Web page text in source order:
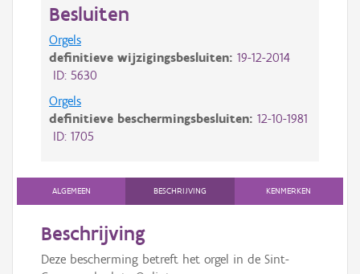
Besluiten
Orgels
definitieve wijzigingsbesluiten: 19-12-2014
ID: 5630
Orgels
definitieve beschermingsbesluiten: 12-10-1981
ID: 1705
ALGEMEEN BESCHRIJVING KENMERKEN
Beschrijving
Deze bescherming betreft het orgel in de Sint-